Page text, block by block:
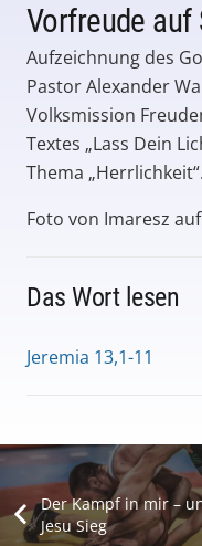
Vorfreude auf
Aufzeichnung des
Pastor Alexander
Volksmission
Textes „Lass Dein
Thema „Herrlichkeit“.
Foto von Imaresz
Das Wort lesen
Jeremia 13,1-11
Der Kampf in mir –
Jesu Sieg